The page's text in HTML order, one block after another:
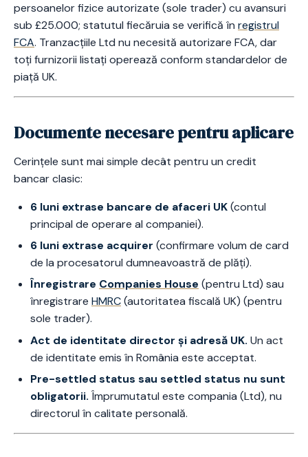
persoanelor fizice autorizate (sole trader) cu avansuri
sub £25.000; statutul fiecăruia se verifică în registrul
FCA. Tranzacțiile Ltd nu necesită autorizare FCA, dar
toți furnizorii listați operează conform standardelor de
piață UK.
Documente necesare pentru aplicare
Cerințele sunt mai simple decât pentru un credit
bancar clasic:
6 luni extrase bancare de afaceri UK(contul
principal de operare al companiei).
6 luni extrase acquirer (confirmare volum de card
de la procesatorul dumneavoastră de plăți).
Înregistrare Companies House (pentru Ltd) sau
înregistrare HMRC(autoritatea fiscală UK) (pentru
sole trader).
Act de identitate director și adresă UK. Un act
de identitate emis în România este acceptat.
Pre-settled status sau settled status nu sunt
obligatorii. Împrumutatul este compania (Ltd), nu
directorul în calitate personală.